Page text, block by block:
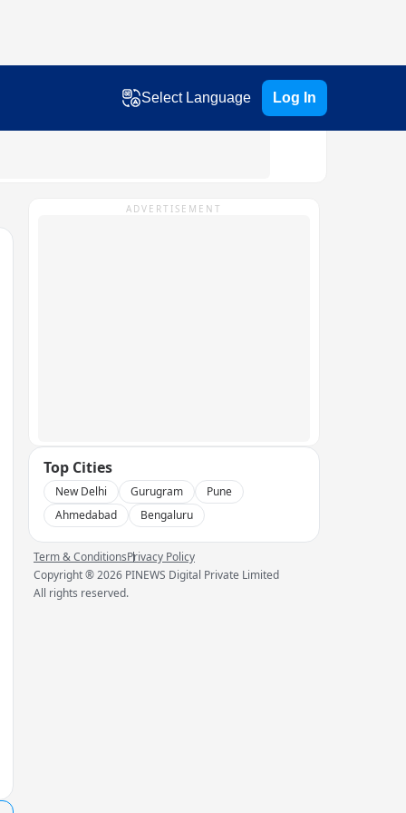
Select Language Log In
ADVERTISEMENT
Top Cities
New Delhi Gurugram
Pune
Ahmedabad
Bengaluru
Term & ConditionsPrivacy Policy
Copyright ®2026 PINEWS Digital Private Limited
All rights reserved.